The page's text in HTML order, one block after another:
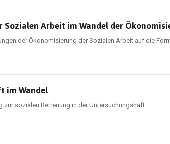
Sozialen Arbeit im Wandel der
der Ökonomisierung der Sozialen Arbeit auf die
im Wandel
zur sozialen Betreuung in der Untersuchungshaft